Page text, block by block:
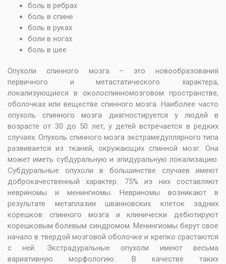
боль в ребрах
боль в спине
боль в руках
боли в ногах
боль в шее
Опухоли спинного мозга – это новообразования
первичного и метастатического характера,
локализующиеся в околоспинномозговом пространстве,
оболочках или веществе спинного мозга. Наиболее часто
опухоль спинного мозга диагностируется у людей в
возрасте от 30 до 50 лет, у детей встречается в редких
случаях. Опухоль спинного мозга экстрамедуллярного типа
развивается из тканей, окружающих спинной мозг. Она
может иметь субдуральную и эпидуральную локализацию.
Субдуральные опухоли в большинстве случаев имеют
доброкачественный характер. 75% из них составляют
невриномы и менингиомы. Невриномы возникают в
результате метаплазии шванновских клеток задних
корешков спинного мозга и клинически дебютируют
корешковым болевым синдромом. Менингиомы берут свое
начало в твердой мозговой оболочке и крепко срастаются
с ней. Экстрадуральные опухоли имеют весьма
вариативную морфологию. В качестве таких